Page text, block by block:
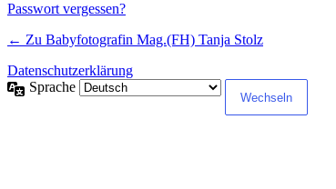
Passwort vergessen?
← Zu Babyfotografin Mag.(FH) Tanja Stolz
Datenschutzerklärung
Sprache